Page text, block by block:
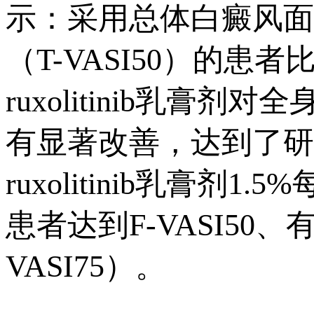
示：采用总体白癜风
（T-VASI50）的患
ruxolitinib乳膏剂对全
有显著改善，达到了
ruxolitinib乳膏剂1.5%
患者达到F-VASI50、
VASI75）。